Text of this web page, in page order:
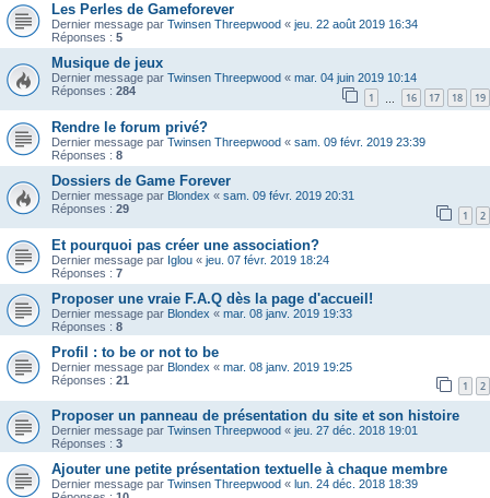
Les Perles de Gameforever
Dernier message par Twinsen Threepwood « jeu. 22 août 2019 16:34
Réponses : 5
Musique de jeux
Dernier message par Twinsen Threepwood « mar. 04 juin 2019 10:14
Réponses : 284 1 16 17 18 19
Rendre le forum privé?
Dernier message par Twinsen Threepwood « sam. 09 févr. 2019 23:39
Réponses : 8
Dossiers de Game Forever
Dernier message par Blondex « sam. 09 févr. 2019 20:31
Réponses : 29 1 2
Et pourquoi pas créer une association?
Dernier message par Iglou « jeu. 07 févr. 2019 18:24
Réponses : 7
Proposer une vraie F.A.Q dès la page d'accueil!
Dernier message par Blondex « mar. 08 janv. 2019 19:33
Réponses : 8
Profil : to be or not to be
Dernier message par Blondex « mar. 08 janv. 2019 19:25
Réponses : 21 1 2
Proposer un panneau de présentation du site et son histoire
Dernier message par Twinsen Threepwood « jeu. 27 déc. 2018 19:01
Réponses : 3
Ajouter une petite présentation textuelle à chaque membre
Dernier message par Twinsen Threepwood « lun. 24 déc. 2018 18:39